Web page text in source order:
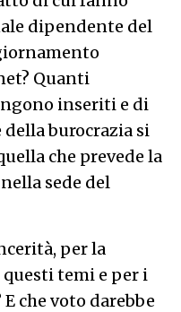
dipendente del
Quanti
inseriti e di
burocrazia si
che prevede la
sede del
per la
temi e per i
che voto darebbe